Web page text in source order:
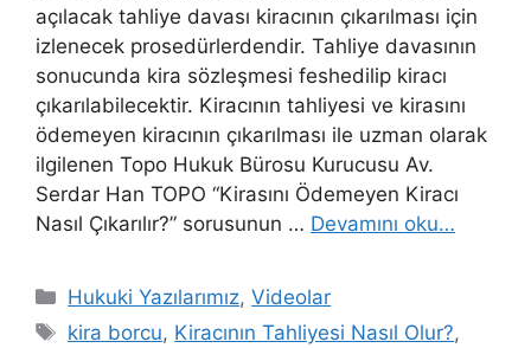
açılacak tahliye davası kiracının çıkarılması için
izlenecek prosedürlerdendir. Tahliye davasının
sonucunda kira sözleşmesi feshedilip kiracı
çıkarılabilecektir. Kiracının tahliyesi ve kirasını
ödemeyen kiracının çıkarılması ile uzman olarak
ilgilenen Topo Hukuk Bürosu Kurucusu Av.
Serdar Han TOPO “Kirasını Ödemeyen Kiracı
Nasıl Çıkarılır?” sorusunun … Devamını oku…
Kategoriler
Hukuki Yazılarımız,Videolar
Etiketler
kira borcu, Kiracının Tahliyesi Nasıl Olur?,